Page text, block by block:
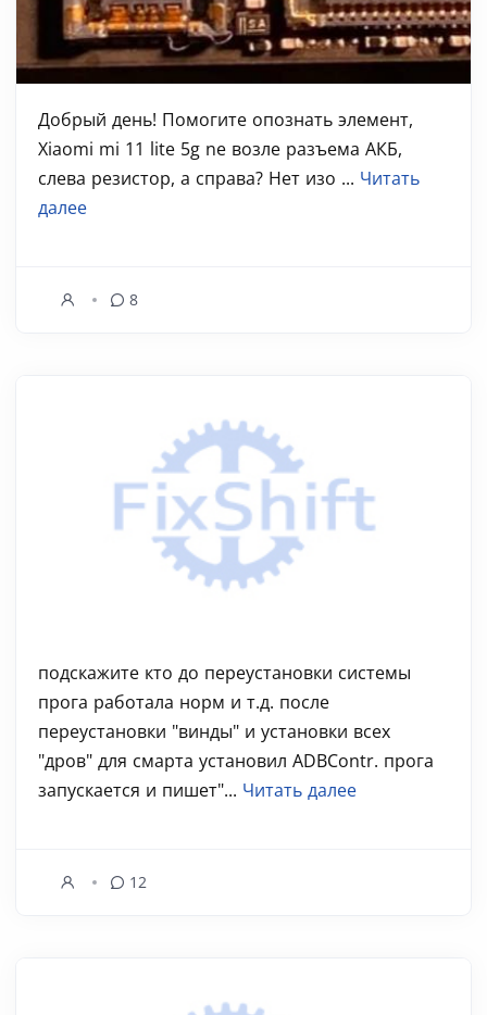
Добрый день! Помогите опознать элемент,
Xiaomi mi 11 lite 5g ne возле разъема АКБ,
слева резистор, а справа? Нет изо ... Читать
далее
8
подскажите кто до переустановки системы
прога работала норм и т.д. после
переустановки "винды" и установки всех
"дров" для смарта установил ADBContr. прога
запускается и пишет"... Читать далее
12